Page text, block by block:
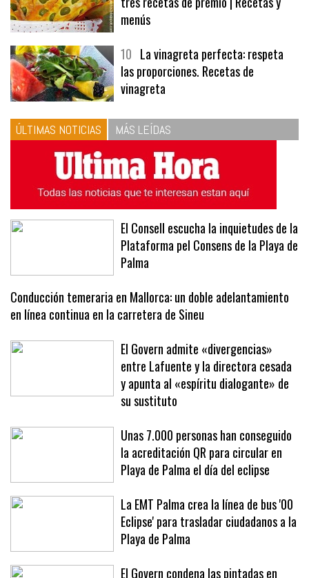
9Panecillos, gazpacho y bavarois,
tres recetas de premio | Recetas y
menús
10La vinagreta perfecta: respeta
las proporciones. Recetas de
vinagreta
ÚLTIMAS NOTICIAS MÁS LEÍDAS
El Consell escucha la inquietudes de la
Plataforma pel Consens de la Playa de
Palma
Conducción temeraria en Mallorca: un doble adelantamiento
en línea continua en la carretera de Sineu
El Govern admite «divergencias»
entre Lafuente y la directora cesada
y apunta al «espíritu dialogante» de
su sustituto
Unas 7.000 personas han conseguido
la acreditación QR para circular en
Playa de Palma el día del eclipse
La EMT Palma crea la línea de bus '00
Eclipse' para trasladar ciudadanos a la
Playa de Palma